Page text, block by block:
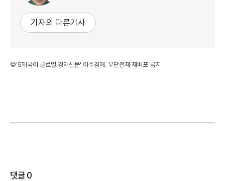
기자의 다른기사
©'5개국어 글로벌 경제신문' 아주경제. 무단전재·재배포 금지
댓글0